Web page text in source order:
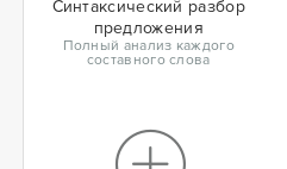
Синтаксический разбор
предложения
Полный анализ каждого
составного слова